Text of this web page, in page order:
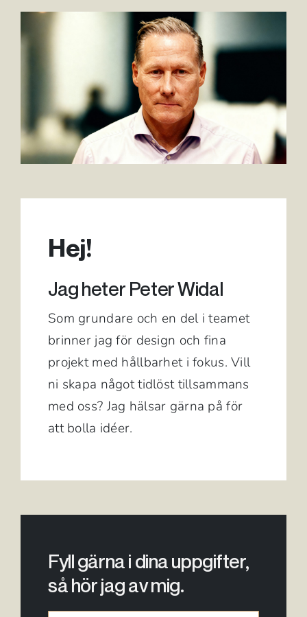
Hej!
Jag heter Peter Widal
Som grundare och en del i teamet
brinner jag för design och fina
projekt med hållbarhet i fokus. Vill
ni skapa något tidlöst tillsammans
med oss? Jag hälsar gärna på för
att bolla idéer.
Fyll gärna i dina uppgifter,
så hör jag av mig.